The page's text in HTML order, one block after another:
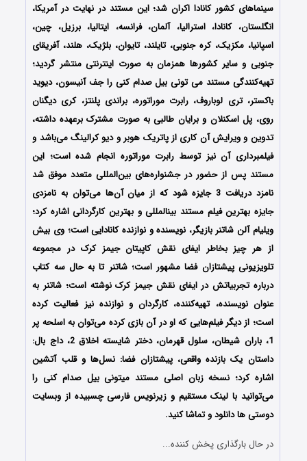
سینماهای کشور کانادا اکران شد؛ این مستند در نهایت در آمریکا،
انگلستان، کانادا، استرالیا، آلمان، فرانسه، ایتالیا، برزیل، چین،
اسپانیا، مکزیک، کره جنوبی، تایلند، تایوان، بلژیک، هلند، آفریقای
جنوبی و سایر کشورها همزمان به صورت اینترنتی منتشر گردید؛
تهیه‌کنندگی مستند می تونی بیل صدام کنی را جف آنیسون، دیوید
باکستر، تری لوباروف، رابرت موراتوره، براندی پلنتز، کری دیگنان
روی، پل اسکنلان و برایان طالبی به صورت مشترک برعهده داشته‌،
تدوین و ویرایش آن کاری از پاتریک هوبر و دیو کرالینگ می‌باشد و
فیلمبرداری آن نیز توسط رابرت موراتوره انجام شده است؛ این
مستند پس از حضور در جشنواره‌های بین‌المللی متعدد موفق شد
نامزد دریافت 3 جایزه شود که از میان آن‌ها می‌توان به نامزدی
جایزه بهترین فیلم مستند بین‎المللی و بهترین کارگردانی اشاره کرد؛
ویلیام آلن شاتنر بازیگر، نویسنده و نوازنده کانادایی است؛ وی بیش
از هر چیز بخاطر ایفای نقش کاپیتان جیمز کرک در مجموعه
تلویزیونی پیشتازان فضا مشهور است؛ شاتنر تا به‌ حال سه کتاب
درباره تجربیاتش در ایفای نقش جیمز کرک نوشته‌ است؛ شاتنر به
عنوان نویسنده، تهیه‌کننده، کارگردان و نوازنده نیز فعالیت کرده‌
است؛ از دیگر فیلم‌هایی که او در آن بازی کرده می‌توان به اسلحه پر
1، باران شیطان، سلول قهرمان، دختر شایسته اخلاق 2، داج بال:
داستان یک بازنده واقعی، پیشتازان فضا: نسل‌ها و قلب آتشین
اشاره کرد؛ نسخه زبان اصلی مستند میتونی بیل صدام کنی را
می‌توانید با لینک مستقیم و زیرنویس فارسی چسبیده از وبسایت
دوستی ها دانلود و تماشا کنید.
در حال بارگذاری پخش کننده...